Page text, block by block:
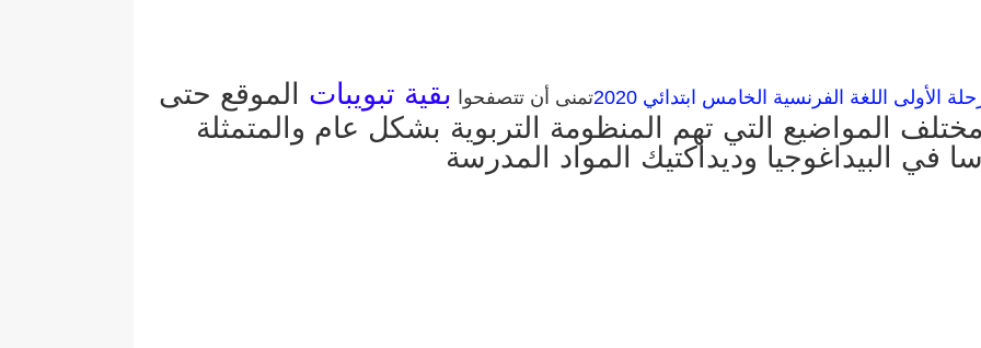
الأولى اللغة الفرنسية الخامس ابتدائي 2020 تمنى أن تتصفحوا بقية تبويبات الموقع حتى
المواضيع التي تهم المنظومة التربوية بشكل عام والمتمثلة
في البيداغوجيا وديداكتيك المواد المدرسة